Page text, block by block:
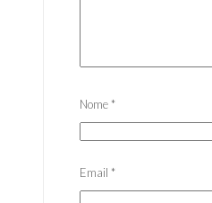
Nome *
Email *